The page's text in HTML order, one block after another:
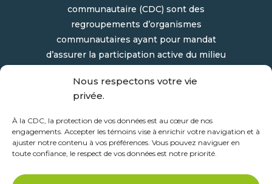
Nous respectons votre vie
privée.
À la CDC, la protection de vos données est au cœur de nos
engagements. Accepter les témoins vise à enrichir votre navigation et à
ajuster notre contenu à vos préférences. Vous pouvez naviguer en
toute confiance, le respect de vos données est notre priorité.
communautaire (CDC) sont des
regroupements d’organismes
communautaires ayant pour mandat
d’assurer la participation active du milieu
développement socioéconomique de leur